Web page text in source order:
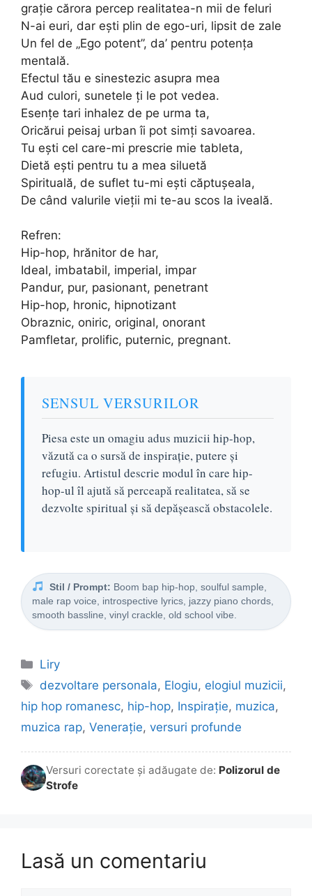
grație cărora percep realitatea-n mii de feluri
N-ai euri, dar ești plin de ego-uri, lipsit de zale
Un fel de „Ego potent”, da’ pentru potența
mentală.
Efectul tău e sinestezic asupra mea
Aud culori, sunetele ți le pot vedea.
Esențe tari inhalez de pe urma ta,
Oricărui peisaj urban îi pot simți savoarea.
Tu ești cel care-mi prescrie mie tableta,
Dietă ești pentru tu a mea siluetă
Spirituală, de suflet tu-mi ești căptușeala,
De când valurile vieții mi te-au scos la iveală.
Refren:
Hip-hop, hrănitor de har,
Ideal, imbatabil, imperial, impar
Pandur, pur, pasionant, penetrant
Hip-hop, hronic, hipnotizant
Obraznic, oniric, original, onorant
Pamfletar, prolific, puternic, pregnant.
SENSUL VERSURILOR
Piesa este un omagiu adus muzicii hip-hop,
văzută ca o sursă de inspirație, putere și
refugiu. Artistul descrie modul în care hip-
hop-ul îl ajută să perceapă realitatea, să se
dezvolte spiritual și să depășească obstacolele.
Stil / Prompt: Boom bap hip-hop, soulful sample,
male rap voice, introspective lyrics, jazzy piano chords,
smooth bassline, vinyl crackle, old school vibe.
Categorii
Liry
Etichete
dezvoltare personala, Elogiu, elogiul muzicii,
hip hop romanesc, hip-hop, Inspirație, muzica,
muzica rap, Venerație, versuri profunde
Versuri corectate și adăugate de: Polizorul de
Strofe
Lasă un comentariu